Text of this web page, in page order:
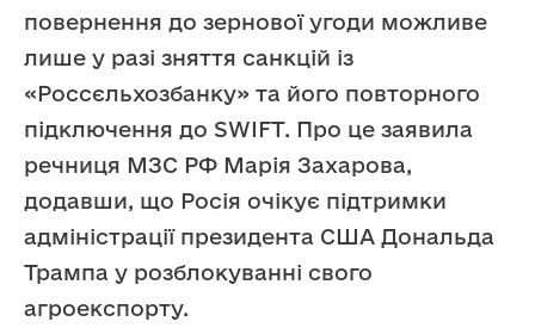
повернення до зернової угоди можливе
лише у разі зняття санкцій із
«Россєльхозбанку» та його повторного
підключення до SWIFT. Про це заявила
речниця МЗС РФ Марія Захарова,
додавши, що Росія очікує підтримки
адміністрації президента США Дональда
Трампа у розблокуванні свого
агроекспорту.